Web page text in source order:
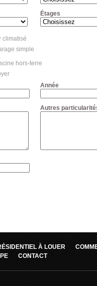
Étages
climatisé
simple
hors-terre
Année
Autres
À LOUER
CONTACT